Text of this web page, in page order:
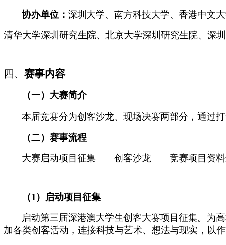
协办单位： 深圳大学、南方科技大学、香港中文大
清华大学深圳研究生院、北京大学深圳研究生院、深
四、 赛事内容
（一）大赛简介
本届竞赛分为创客沙龙、现场决赛两部分，通过
（二）赛事流程
大赛启动项目征集——创客沙龙——竞赛项目资料
（1）启动项目征集
启动第三届深港澳大学生创客大赛项目征集。为
加各类创客活动，连接科技与艺术、想法与现实，以